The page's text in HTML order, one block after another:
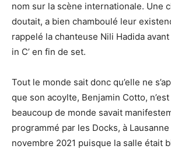
nom sur la scène internationale. Une
doutait, a bien chamboulé leur
rappelé la chanteuse Nili Hadida
in C’ en fin de set.
Tout le monde sait donc qu’elle ne
que son acoylte, Benjamin Cotto,
beaucoup de monde savait
programmé par les Docks, à
novembre 2021 puisque la salle était